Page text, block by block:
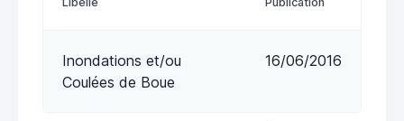
Inondations et/ou
Coulées de Boue
16/06/2016